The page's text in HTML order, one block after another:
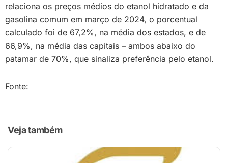
relaciona os preços médios do etanol hidratado e da
gasolina comum em março de 2024, o porcentual
calculado foi de 67,2%, na média dos estados, e de
66,9%, na média das capitais – ambos abaixo do
patamar de 70%, que sinaliza preferência pelo etanol.
Fonte:
Veja também